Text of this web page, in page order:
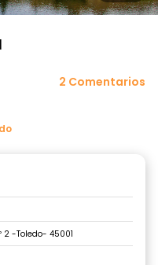
2 Comentarios
2 -Toledo- 45001